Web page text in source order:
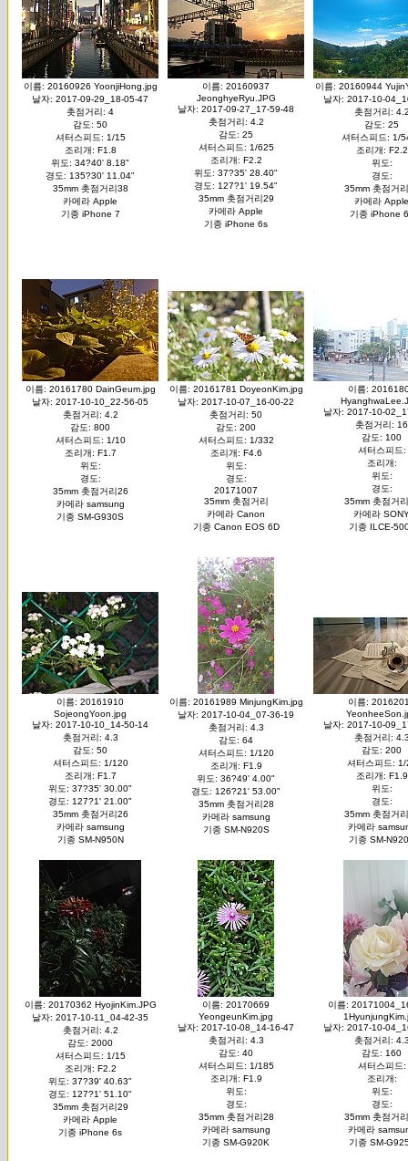
이름: 20160926 YoonjiHong.jpg
날자: 2017-09-29_18-05-47
촛점거리: 4
감도: 50
셔터스피드: 1/15
조리개: F1.8
위도: 34?40' 8.18"
경도: 135?30' 11.04"
35mm 촛점거리38
카메라 Apple
기종 iPhone 7
이름: 20160937
JeonghyeRyu.JPG
날자: 2017-09-27_17-59-48
촛점거리: 4.2
감도: 25
셔터스피드: 1/625
조리개: F2.2
위도: 37?35' 28.40"
경도: 127?1' 19.54"
35mm 촛점거리29
카메라 Apple
기종 iPhone 6s
이름: 20160944
날자: 2017-10-
촛점거리:
감도: 25
셔터스피드: 1/
조리개: F2.2
위도:
경도:
35mm 촛점거
카메라 Apple
기종 iPhone
이름: 20161780 DainGeum.jpg
날자: 2017-10-10_22-56-05
촛점거리: 4.2
감도: 800
셔터스피드: 1/10
조리개: F1.7
위도:
경도:
35mm 촛점거리26
카메라 samsung
기종 SM-G930S
이름: 20161781 DoyeonKim.jpg
날자: 2017-10-07_16-00-22
촛점거리: 50
감도: 200
셔터스피드: 1/332
조리개: F4.6
위도:
경도:
20171007
35mm 촛점거리
카메라 Canon
기종 Canon EOS 6D
이름:
날자: 2017-10-
촛점거리: 16
감도: 100
셔터스피드:
조리개:
위도:
경도:
35mm 촛점거
카메라
기종 ILCE-
이름: 20161910
SojeongYoon.jpg
날자: 2017-10-10_14-50-14
촛점거리: 4.3
감도: 50
셔터스피드: 1/120
조리개: F1.7
위도: 37?35' 30.00"
경도: 127?1' 21.00"
35mm 촛점거리26
카메라 samsung
기종 SM-N950N
이름: 20161989 MinjungKim.jpg
날자: 2017-10-04_07-36-19
촛점거리: 4.3
감도: 64
셔터스피드: 1/120
조리개: F1.9
위도: 36?49' 4.00"
경도: 126?21' 53.00"
35mm 촛점거리28
카메라 samsung
기종 SM-N920S
이름:
날자: 2017-10-
촛점거리:
감도: 200
셔터스피드: 1/
조리개: F1.9
위도:
경도:
35mm 촛점거
카메라
기종 SM-
이름: 20170362 HyojinKim.JPG
날자: 2017-10-11_04-42-35
촛점거리: 4.2
감도: 2000
셔터스피드: 1/15
조리개: F2.2
위도: 37?39' 40.63"
경도: 127?1' 51.10"
35mm 촛점거리29
카메라 Apple
기종 iPhone 6s
이름: 20170669
YeongeunKim.jpg
날자: 2017-10-08_14-16-47
촛점거리: 4.3
감도: 40
셔터스피드: 1/185
조리개: F1.9
위도:
경도:
35mm 촛점거리28
카메라 samsung
기종 SM-G920K
이름:
날자: 2017-10-
촛점거리:
감도: 160
셔터스피드:
조리개:
위도:
경도:
35mm 촛점거
카메라
기종 SM-